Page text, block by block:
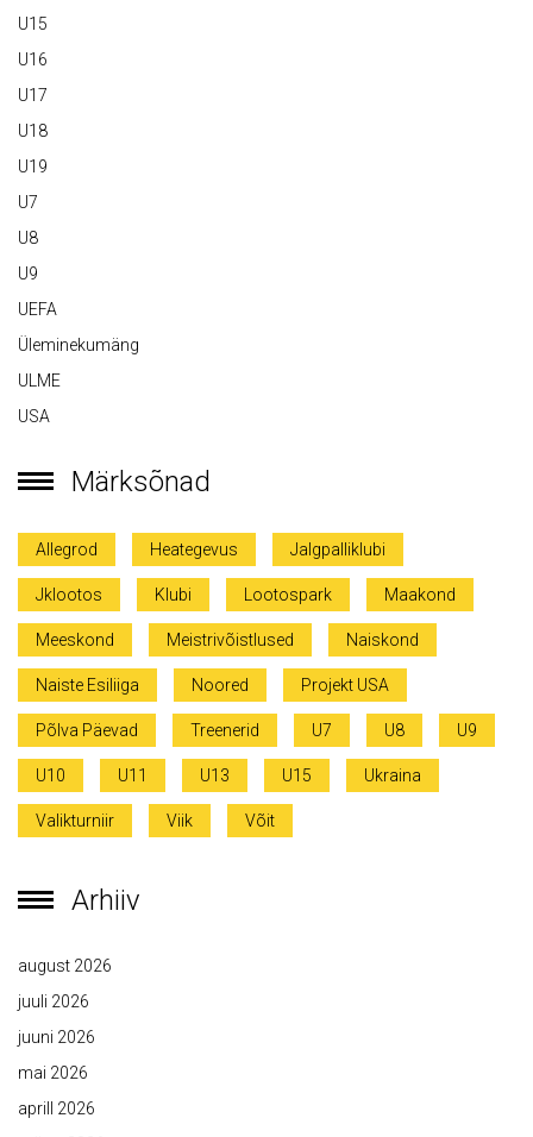
U15
U16
U17
U18
U19
U7
U8
U9
UEFA
Üleminekumäng
ULME
USA
Märksõnad
Allegrod Heategevus Jalgpalliklubi
Jklootos Klubi Lootospark Maakond
Meeskond Meistrivõistlused Naiskond
Naiste Esiliiga Noored Projekt USA
Põlva Päevad Treenerid U7 U8 U9
U10 U11 U13 U15 Ukraina
Valikturniir Viik Võit
Arhiiv
august 2026
juuli 2026
juuni 2026
mai 2026
aprill 2026